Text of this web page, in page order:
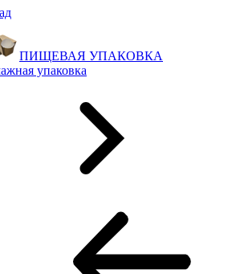
ПИЩЕВАЯ УПАКОВКА
упаковка